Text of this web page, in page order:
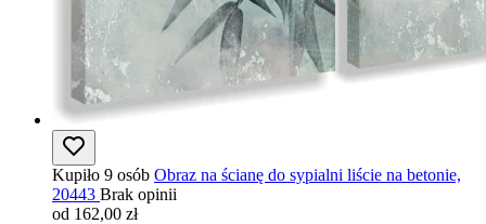
Kupiło 9 osób Obraz na ścianę do sypialni liście na betonie,
20443 Brak opinii
od 162,00 zł